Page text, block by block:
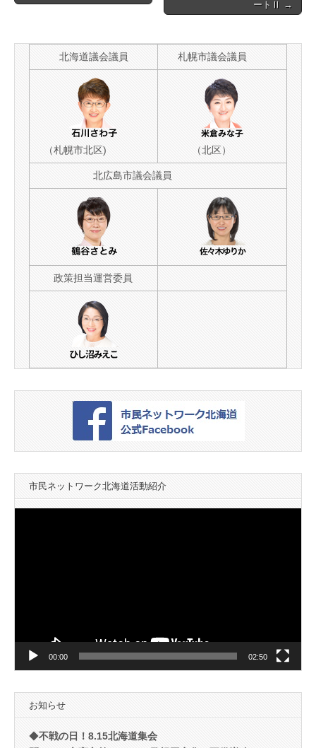
ートⅡ →
北海道議会議員 札幌市議会議員
（札幌市北区) （北区）
北広島市議会議員
政策担当運営委員
市民ネットワーク北海道活動紹介
00:00 02:50
お知らせ
◆不戦の日！8.15北海道集会